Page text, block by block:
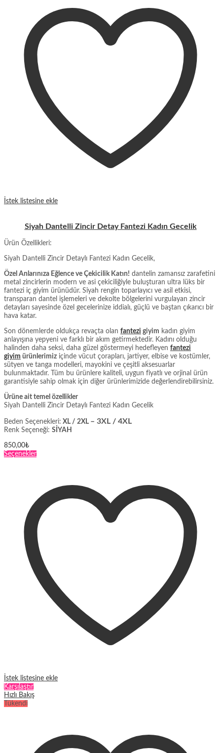
İstek listesine ekle
Siyah Dantelli Zincir Detay Fantezi Kadın Gecelik
Ürün Özellikleri:
Siyah Dantelli Zincir Detaylı Fantezi Kadın Gecelik,
Özel Anlarınıza Eğlence ve Çekicilik Katın! dantelin zamansız zarafetini
metal zincirlerin modern ve asi çekiciliğiyle buluşturan ultra lüks bir
fantezi iç giyim ürünüdür. Siyah rengin toparlayıcı ve asil etkisi,
transparan dantel işlemeleri ve dekolte bölgelerini vurgulayan zincir
detayları sayesinde özel gecelerinize iddialı, güçlü ve baştan çıkarıcı bir
hava katar.
Son dönemlerde oldukça revaçta olan fantezi giyim kadın giyim
anlayışına yepyeni ve farklı bir akım getirmektedir. Kadını olduğu
halinden daha seksi, daha güzel göstermeyi hedefleyen fantezi
giyim ürünlerimiz içinde vücut çorapları, jartiyer, elbise ve kostümler,
sütyen ve tanga modelleri, mayokini ve çeşitli aksesuarlar
bulunmaktadır. Tüm bu ürünlere kaliteli, uygun fiyatlı ve orjinal ürün
garantisiyle sahip olmak için diğer ürünlerimizide değerlendirebilirsiniz.
Ürüne ait temel özellikler
Siyah Dantelli Zincir Detaylı Fantezi Kadın Gecelik
Beden Seçenekleri: XL / 2XL – 3XL / 4XL
Renk Seçeneği: SİYAH
850,00₺
SeçeneklerBu
varyasyonu
var.
Seçenekler
ürün
sayfasından
seçilebilir
İstek listesine ekle
Karşılaştır
Hızlı Bakış
Tükendi